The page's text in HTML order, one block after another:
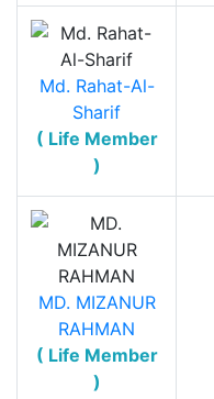
Md. Rahat-Al-
Sharif
( Life Member
)
MD. MIZANUR
RAHMAN
( Life Member
)